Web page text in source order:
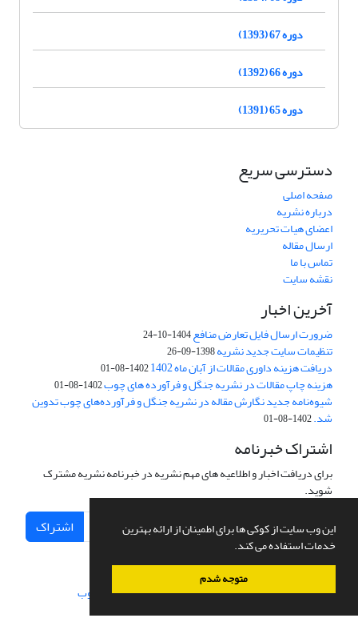
این وب سایت از کوکی ها برای اطمینان از ارائه بهترین
خدمات استفاده می کند.
متوجه شدم
دوره 67 (1393)
دوره 66 (1392)
دوره 65 (1391)
دسترسی سریع
صفحه اصلی
درباره نشریه
اعضای هیات تحریریه
ارسال مقاله
تماس با ما
نقشه سایت
آخرین اخبار
ضرورت ارسال فایل تعارض منافع1404-10-24
تنظیمات سایت جدید نشریه1398-09-26
دریافت هزینه داوری مقالات از آبان ماه 1402 1402-08-01
هزینه چاپ مقالات در نشریه جنگل و فرآورده های چوب1402-08-01
شیوه‌نامه جدید نگارش مقاله در نشریه جنگل و فرآورده‌های چوب تدوین
شد.1402-08-01
اشتراک خبرنامه
برای دریافت اخبار و اطلاعیه های مهم نشریه در خبرنامه نشریه مشترک
شوید.
اشتراک
سامانه مدیریت نشریات علمی.طراحی و پیاده سازی از سیناوب